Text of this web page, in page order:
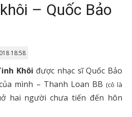
– Quốc Bảo
18:58
Khôi được nhạc sĩ Quốc Bảo
mình – Thanh Loan BB (cô là
hai người chưa tiến đến hôn